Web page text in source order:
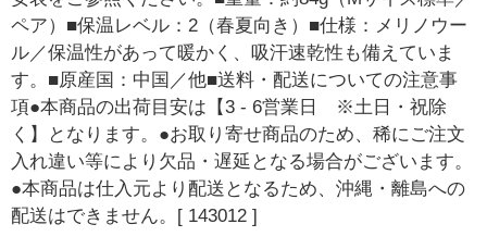
ペア）■保温レベル：2（春夏向き）■仕様：メリノウー
ル／保温性があって暖かく、吸汗速乾性も備えていま
す。■原産国：中国／他■送料・配送についての注意事
項●本商品の出荷目安は【3 - 6営業日 ※土日・祝除
く】となります。●お取り寄せ商品のため、稀にご注文
入れ違い等により欠品・遅延となる場合がございます。
●本商品は仕入元より配送となるため、沖縄・離島への
配送はできません。[ 143012 ]